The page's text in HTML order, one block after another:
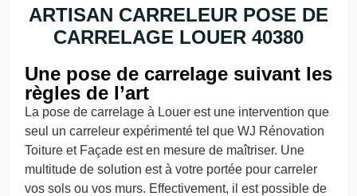
ARTISAN CARRELEUR POSE DE
CARRELAGE LOUER 40380
Une pose de carrelage suivant les
règles de l’art
La pose de carrelage à Louer est une intervention que
seul un carreleur expérimenté tel que WJ Rénovation
Toiture et Façade est en mesure de maîtriser. Une
multitude de solution est à votre portée pour carreler
vos sols ou vos murs. Effectivement, il est possible de